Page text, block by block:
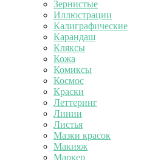
Зернистые
Иллюстрации
Калиграфические
Карандаш
Кляксы
Кожа
Комиксы
Космос
Краски
Леттеринг
Линии
Листья
Мазки красок
Макияж
Маркер